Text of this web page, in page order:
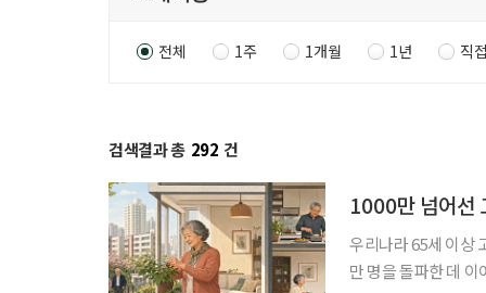
전체 1주 1개월 1년 직
검색결과 총 292 건
1000만 넘어선
우리나라 65세 이상
만 명을 돌파한 데